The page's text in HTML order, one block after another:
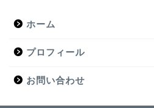
ホーム
プロフィール
お問い合わせ